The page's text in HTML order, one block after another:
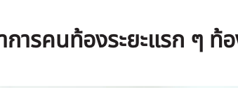
ารคนท้องระยะแรก ๆ ท้